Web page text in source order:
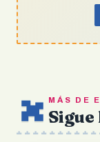
MÁS DE
Sigue